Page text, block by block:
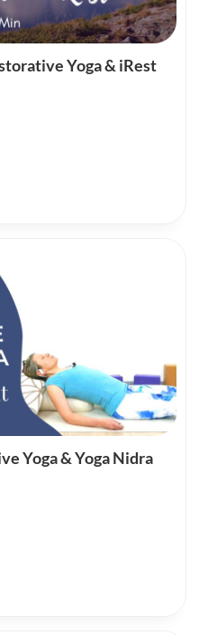
Yoga & iRest
Yoga & Yoga Nidra